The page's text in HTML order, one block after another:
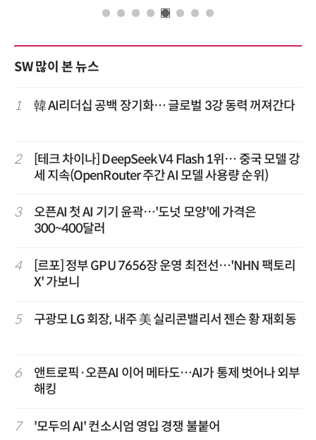
SW 많이 본 뉴스
1 韓 AI리더십 공백 장기화… 글로벌 3강 동력 꺼져간다
2
[테크 차이나] DeepSeek V4 Flash 1위… 중국 모델 강
세 지속(OpenRouter 주간 AI 모델 사용량 순위)
3
오픈AI 첫 AI 기기 윤곽…'도넛 모양'에 가격은
300~400달러
4
[르포] 정부 GPU 7656장 운영 최전선…'NHN 팩토리
X' 가보니
5 구광모 LG 회장, 내주 美 실리콘밸리서 젠슨 황 재회동
6
앤트로픽·오픈AI 이어 메타도…AI가 통제 벗어나 외부
해킹
7 '모두의 AI' 컨소시엄 영입 경쟁 불붙어